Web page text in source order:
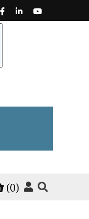
Facebook
LinkedinYoutube
(0)